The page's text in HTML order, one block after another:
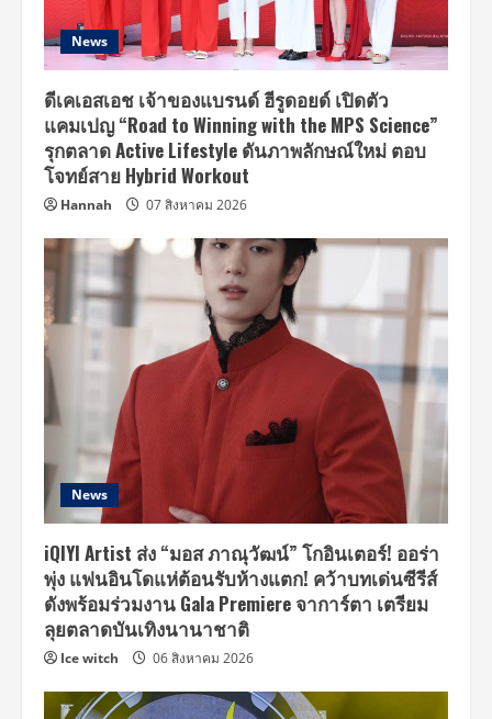
ครั้ง
แรก
30
มกราคม
News
ดีเคเอสเอช เจ้าของแบรนด์ ฮีรูดอยด์ เปิดตัว
แคมเปญ “Road to Winning with the MPS Science”
รุกตลาด Active Lifestyle ดันภาพลักษณ์ใหม่ ตอบ
โจทย์สาย Hybrid Workout
Hannah 07 สิงหาคม 2026
News
iQIYI Artist ส่ง “มอส ภาณุวัฒน์” โกอินเตอร์! ออร่า
พุ่ง แฟนอินโดแห่ต้อนรับห้างแตก! คว้าบทเด่นซีรีส์
ดังพร้อมร่วมงาน Gala Premiere จาการ์ตา เตรียม
ลุยตลาดบันเทิงนานาชาติ
Ice witch 06 สิงหาคม 2026